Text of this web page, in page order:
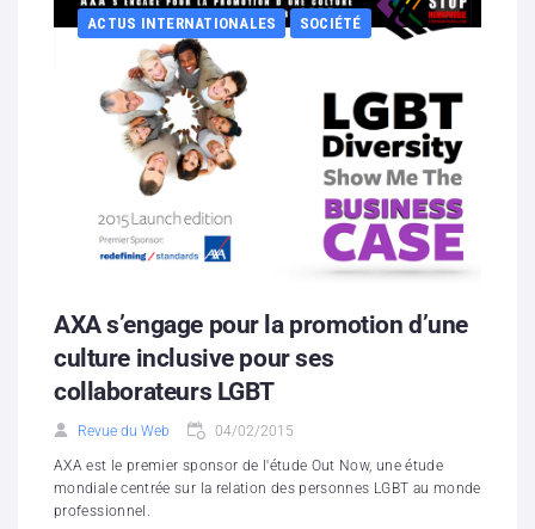
Partenaires
Hébergement solidaire
ACTUS INTERNATIONALES SOCIÉTÉ
AXA s’engage pour la promotion d’une
culture inclusive pour ses
collaborateurs LGBT
Revue du Web 04/02/2015
AXA est le premier sponsor de l'étude Out Now, une étude
mondiale centrée sur la relation des personnes LGBT au monde
professionnel.